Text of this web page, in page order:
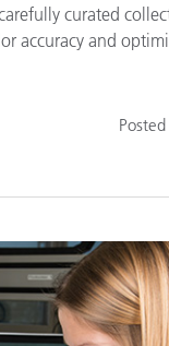
curated
accuracy and